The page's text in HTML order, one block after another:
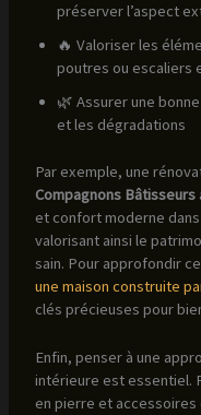
préserver l’aspect
🔥 Valoriser les
poutres ou escaliers
🌿 Assurer une
et les dégradations
Par exemple, une
Compagnons Bâtisseurs
et confort moderne
valorisant ainsi le
sain. Pour approfondir
une maison construite
clés précieuses pour
Enfin, penser à une
intérieure est essentiel.
en pierre et